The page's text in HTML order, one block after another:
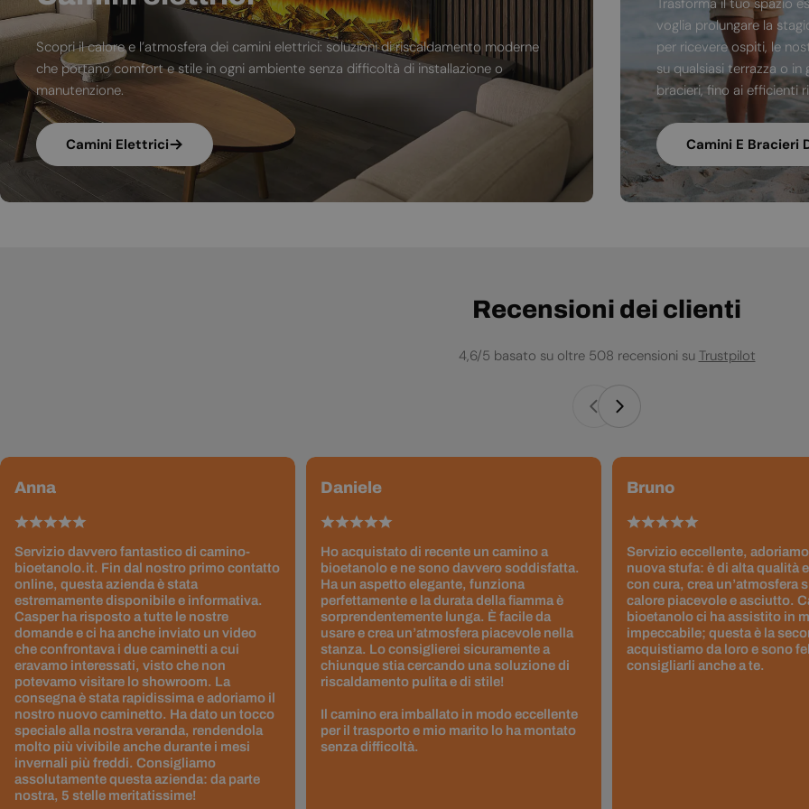
Scopri il calore e l’atmosfera dei camini elettrici: soluzioni di riscaldamento moderne
che portano comfort e stile in ogni ambiente senza difficoltà di installazione o
manutenzione.
Camini Elettrici
Trasforma il tuo spazio
voglia prolungare la
per ricevere ospiti, le
su qualsiasi terrazza o
bracieri, fino ai efficienti
Camini E Bracieri
Recensioni dei clienti
4,6/5 basato su oltre 508 recensioni su Trustpilot
Anna
Servizio davvero fantastico di camino-
bioetanolo.it. Fin dal nostro primo contatto
online, questa azienda è stata
estremamente disponibile e informativa.
Casper ha risposto a tutte le nostre
domande e ci ha anche inviato un video
che confrontava i due caminetti a cui
eravamo interessati, visto che non
potevamo visitare lo showroom. La
consegna è stata rapidissima e adoriamo il
nostro nuovo caminetto. Ha dato un tocco
speciale alla nostra veranda, rendendola
molto più vivibile anche durante i mesi
invernali più freddi. Consigliamo
assolutamente questa azienda: da parte
nostra, 5 stelle meritatissime!
Daniele
Ho acquistato di recente un camino a
bioetanolo e ne sono davvero soddisfatta.
Ha un aspetto elegante, funziona
perfettamente e la durata della fiamma è
sorprendentemente lunga. È facile da
usare e crea un’atmosfera piacevole nella
stanza. Lo consiglierei sicuramente a
chiunque stia cercando una soluzione di
riscaldamento pulita e di stile!
Il camino era imballato in modo eccellente
per il trasporto e mio marito lo ha montato
senza difficoltà.
Bruno
Servizio eccellente,
nuova stufa: è di alta qualità
con cura, crea un’atmosfera
calore piacevole e asciutto.
bioetanolo ci ha assistito in
impeccabile; questa è la
acquistiamo da loro e sono
consigliarli anche a te.